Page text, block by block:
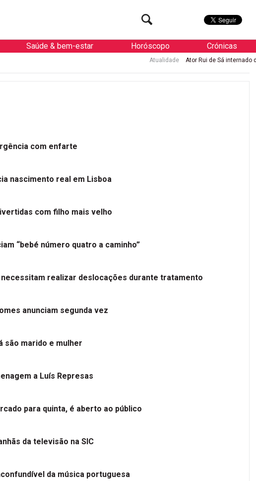
Saúde & bem-estar Horóscopo Crónicas
Ator Rui de Sá internado de urgência com
com enfarte
nascimento real em Lisboa
com filho mais velho
“bebé número quatro a caminho”
realizar deslocações durante tratamento
anunciam segunda vez
são marido e mulher
a Luís Represas
para quinta, é aberto ao público
da televisão na SIC
da música portuguesa